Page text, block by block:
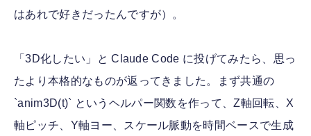
はあれで好きだったんですが）。
「3D化したい」と Claude Code に投げてみたら、思っ
たより本格的なものが返ってきました。まず共通の
`anim3D(t)` というヘルパー関数を作って、Z軸回転、X
軸ピッチ、Y軸ヨー、スケール脈動を時間ベースで生成